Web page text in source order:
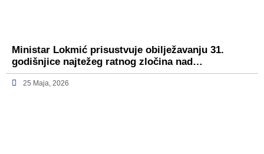
Ministar Lokmić prisustvuje obilježavanju 31.
godišnjice najtežeg ratnog zločina nad…
25 Maja, 2026